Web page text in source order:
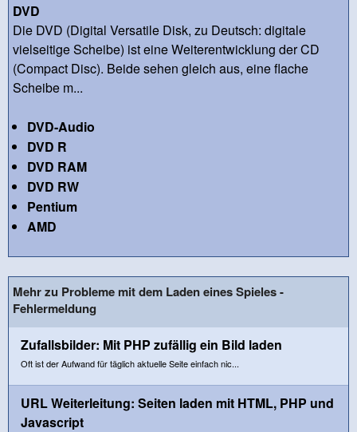
DVD
Die DVD (Digital Versatile Disk, zu Deutsch: digitale
vielseitige Scheibe) ist eine Weiterentwicklung der CD
(Compact Disc). Beide sehen gleich aus, eine flache
Scheibe m...
DVD-Audio
DVD R
DVD RAM
DVD RW
Pentium
AMD
Mehr zu Probleme mit dem Laden eines Spieles -
Fehlermeldung
Zufallsbilder: Mit PHP zufällig ein Bild laden
Oft ist der Aufwand für täglich aktuelle Seite einfach nic...
URL Weiterleitung: Seiten laden mit HTML, PHP und
Javascript